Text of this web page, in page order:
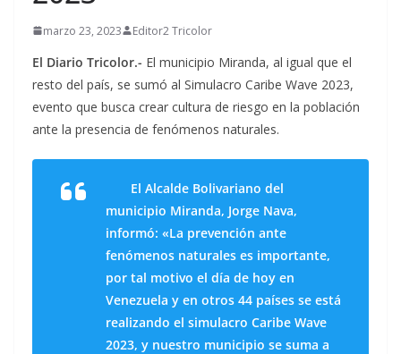
marzo 23, 2023 Editor2 Tricolor
El Diario Tricolor.- El municipio Miranda, al igual que el
resto del país, se sumó al Simulacro Caribe Wave 2023,
evento que busca crear cultura de riesgo en la población
ante la presencia de fenómenos naturales.
El Alcalde Bolivariano del
municipio Miranda, Jorge Nava,
informó: «La prevención ante
fenómenos naturales es importante,
por tal motivo el día de hoy en
Venezuela y en otros 44 países se está
realizando el simulacro Caribe Wave
2023, y nuestro municipio se suma a